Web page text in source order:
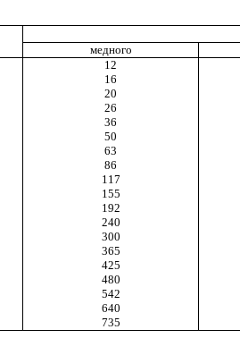
медного
12
16
20
26
36
50
63
86
117
155
192
240
300
365
425
480
542
640
735